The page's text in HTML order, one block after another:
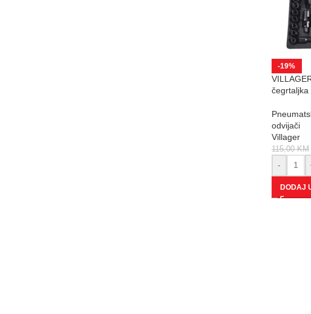
-19%
čegrtaljka
odvijači
Villager
115,00KM
-
DODAJ